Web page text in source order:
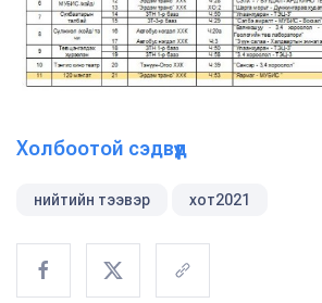
Холбоотой сэдвүүд
нийтийн тээвэр хот2021